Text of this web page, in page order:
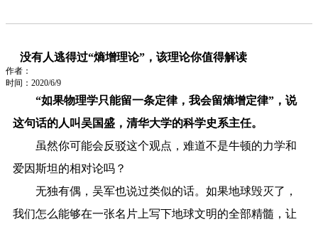
没有人逃得过“熵增理论”，该理论你值得解读
作者：
时间：2020/6/9
“如果物理学只能留一条定律，我会留熵增定律”，说
这句话的人叫吴国盛，清华大学的科学史系主任。
虽然你可能会反驳这个观点，难道不是牛顿的力学和
爱因斯坦的相对论吗？
无独有偶，吴军也说过类似的话。如果地球毁灭了，
我们怎么能够在一张名片上写下地球文明的全部精髓，让